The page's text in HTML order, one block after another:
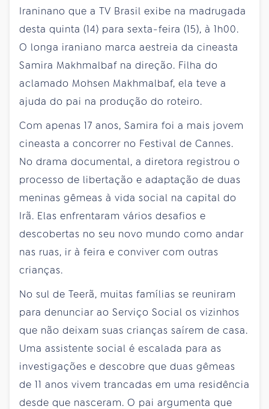
Iraninano que a TV Brasil exibe na madrugada
desta quinta (14) para sexta-feira (15), à 1h00.
O longa iraniano marca aestreia da cineasta
Samira Makhmalbaf na direção. Filha do
aclamado Mohsen Makhmalbaf, ela teve a
ajuda do pai na produção do roteiro.
Com apenas 17 anos, Samira foi a mais jovem
cineasta a concorrer no Festival de Cannes.
No drama documental, a diretora registrou o
processo de libertação e adaptação de duas
meninas gêmeas à vida social na capital do
Irã. Elas enfrentaram vários desafios e
descobertas no seu novo mundo como andar
nas ruas, ir à feira e conviver com outras
crianças.
No sul de Teerã, muitas famílias se reuniram
para denunciar ao Serviço Social os vizinhos
que não deixam suas crianças saírem de casa.
Uma assistente social é escalada para as
investigações e descobre que duas gêmeas
de 11 anos vivem trancadas em uma residência
desde que nasceram. O pai argumenta que